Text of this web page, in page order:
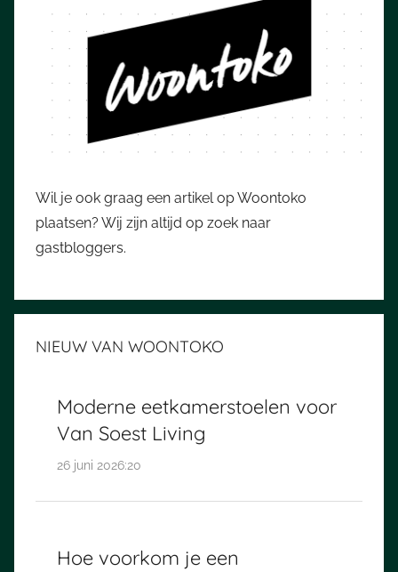
Wil je ook graag een artikel op Woontoko
plaatsen? Wij zijn altijd op zoek naar
gastbloggers.
NIEUW VAN WOONTOKO
Moderne eetkamerstoelen voor
Van Soest Living
26 juni 2026:20
Hoe voorkom je een